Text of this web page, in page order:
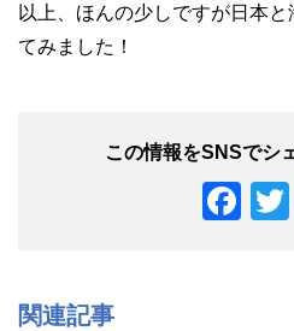
以上、ほんの少しですが日本
てみました！
F
関連記事